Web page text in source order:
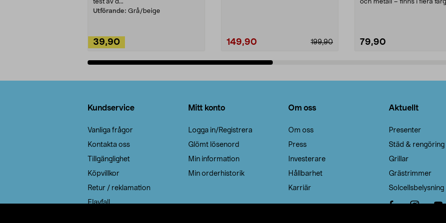
test av d...
Utförande: Grå/beige
39,90 199,90
149,90
och metall – finns i flera
79,90
Kundservice
Vanliga frågor
Kontakta oss
Tillgänglighet
Köpvillkor
Retur / reklamation
Elavfall
Mitt konto
Logga in/Registrera
Glömt lösenord
Min information
Min orderhistorik
Om oss
Om oss
Press
Investerare
Hållbarhet
Karriär
Aktuellt
Presenter
Städ & rengöring
Grillar
Grästrimmer
Solcellsbelysning